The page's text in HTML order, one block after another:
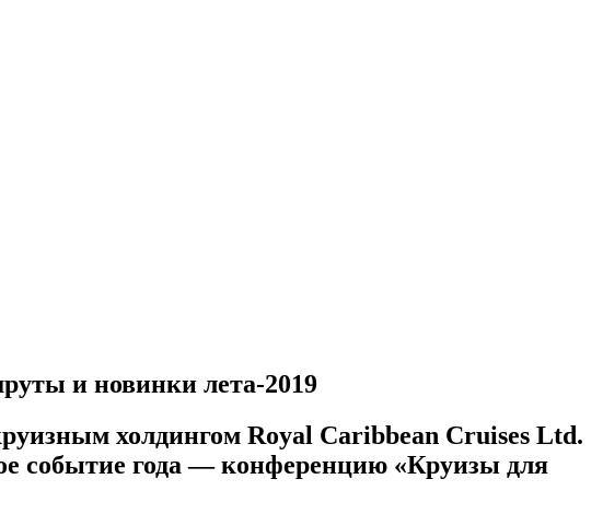
и новинки лета-2019
холдингом Royal Caribbean Cruises Ltd.
событие года — конференцию «Круизы для